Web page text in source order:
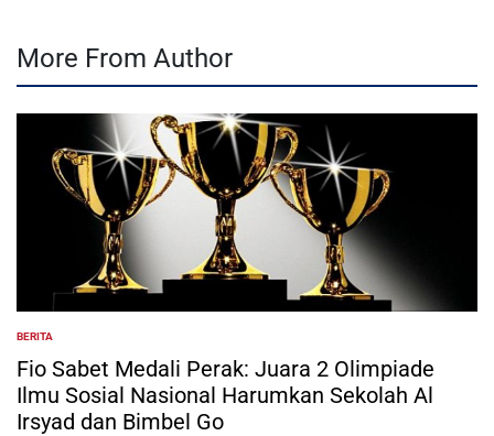
More From Author
POSTED
IN
BERITA
Fio Sabet Medali Perak: Juara 2 Olimpiade
Ilmu Sosial Nasional Harumkan Sekolah Al
Irsyad dan Bimbel Go